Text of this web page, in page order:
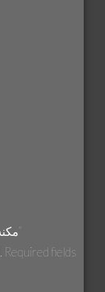
Be the first to review “VGR-086 مكنه تنعيم”
Required fields